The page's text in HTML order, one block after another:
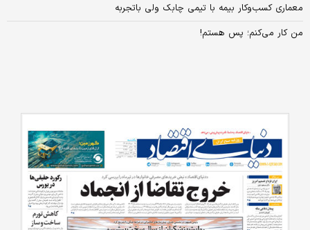
معماری کسب‌وکار بیمه با تیمی چابک ولی باتجربه
من کار می‌‌‌کنم؛ پس هستم!